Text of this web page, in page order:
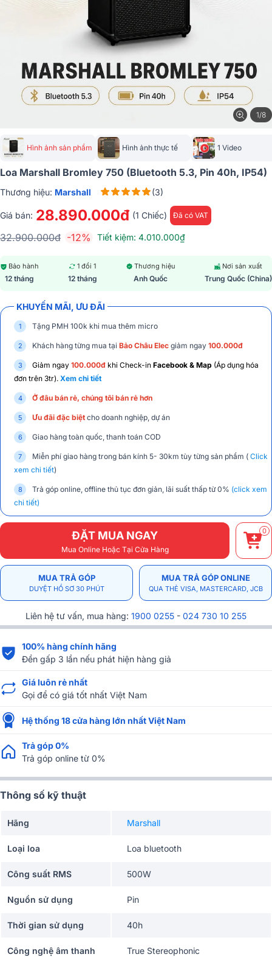
1/8
Hình ảnh sản phẩm Hình ảnh thực tế 1 Video
Loa Marshall Bromley 750 (Bluetooth 5.3, Pin 40h, IP54)
Thương hiệu: Marshall (3)
Giá bán: 28.890.000đ (1 Chiếc) Đã có VAT
32.900.000đ -12% Tiết kiệm: 4.010.000₫
Bảo hành
12 tháng
1 đổi 1
12 tháng
Thương hiệu
Anh Quốc
Nơi sản xuất
Trung Quốc (China)
KHUYẾN MÃI, ƯU ĐÃI
Tặng PMH 100k khi mua thêm micro
Khách hàng từng mua tại Bảo Châu Elec giảm ngay 100.000đ
Giảm ngay 100.000đ khi Check-in Facebook & Map (Áp dụng hóa
đơn trên 3tr). Xem chi tiết
Ở đâu bán rẻ, chúng tôi bán rẻ hơn
Ưu đãi đặc biệt cho doanh nghiệp, dự án
Giao hàng toàn quốc, thanh toán COD
Miễn phí giao hàng trong bán kính 5- 30km tùy từng sản phẩm ( Click
xem chi tiết)
Trả góp online, offline thủ tục đơn giản, lãi suất thấp từ 0% (click xem
chi tiết)
ĐẶT MUA NGAY
Mua Online Hoặc Tại Cửa Hàng
0
MUA TRẢ GÓP
DUYỆT HỒ SƠ 30 PHÚT
MUA TRẢ GÓP ONLINE
QUA THẺ VISA, MASTERCARD, JCB
Liên hệ tư vấn, mua hàng: 1900 0255 - 024 730 10 255
100% hàng chính hãng
Đền gấp 3 lần nếu phát hiện hàng giả
Giá luôn rẻ nhất
Gọi để có giá tốt nhất Việt Nam
Hệ thống 18 cửa hàng lớn nhất Việt Nam
Trả góp 0%
Trả góp online từ 0%
Thông số kỹ thuật
Hãng Marshall
Loại loa Loa bluetooth
Công suất RMS 500W
Nguồn sử dụng Pin
Thời gian sử dụng 40h
Công nghệ âm thanh True Stereophonic